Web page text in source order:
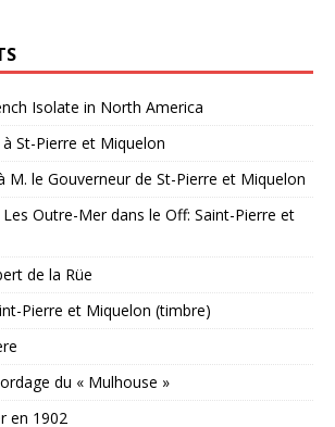
Isolate in North America
St-Pierre et Miquelon
M. le Gouverneur de St-Pierre et Miquelon
Les Outre-Mer dans le Off: Saint-Pierre et
de la Rüe
Pierre et Miquelon (timbre)
du « Mulhouse »
en 1902